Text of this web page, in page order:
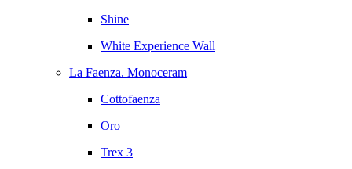
Shine
White Experience Wall
La Faenza. Monoceram
Cottofaenza
Oro
Trex 3